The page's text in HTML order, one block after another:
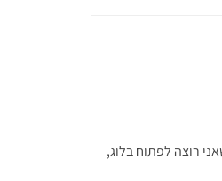
רוצה לפתוח בלוג,